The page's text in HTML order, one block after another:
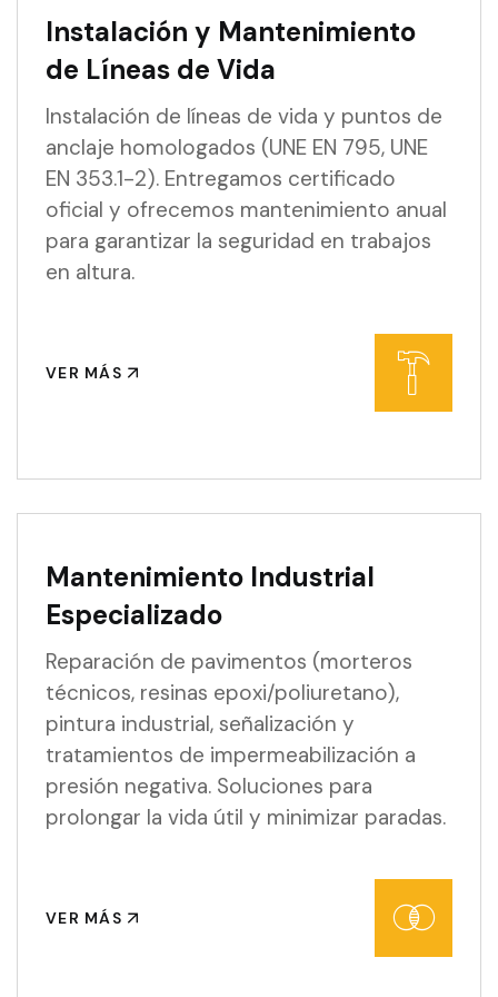
Instalación y Mantenimiento
de Líneas de Vida
Instalación de líneas de vida y puntos de
anclaje homologados (UNE EN 795, UNE
EN 353.1-2). Entregamos certificado
oficial y ofrecemos mantenimiento anual
para garantizar la seguridad en trabajos
en altura.
VER MÁS
Mantenimiento Industrial
Especializado
Reparación de pavimentos (morteros
técnicos, resinas epoxi/poliuretano),
pintura industrial, señalización y
tratamientos de impermeabilización a
presión negativa. Soluciones para
prolongar la vida útil y minimizar paradas.
VER MÁS